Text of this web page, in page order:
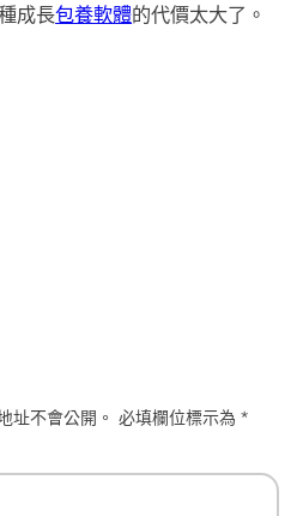
成長包養軟體的代價太大了。
址不會公開。 必填欄位標示為*